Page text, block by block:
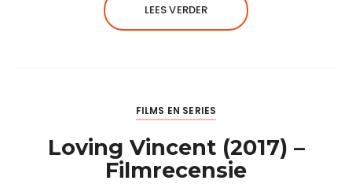
LEES VERDER
FILMS EN SERIES
Loving Vincent (2017) –
Filmrecensie